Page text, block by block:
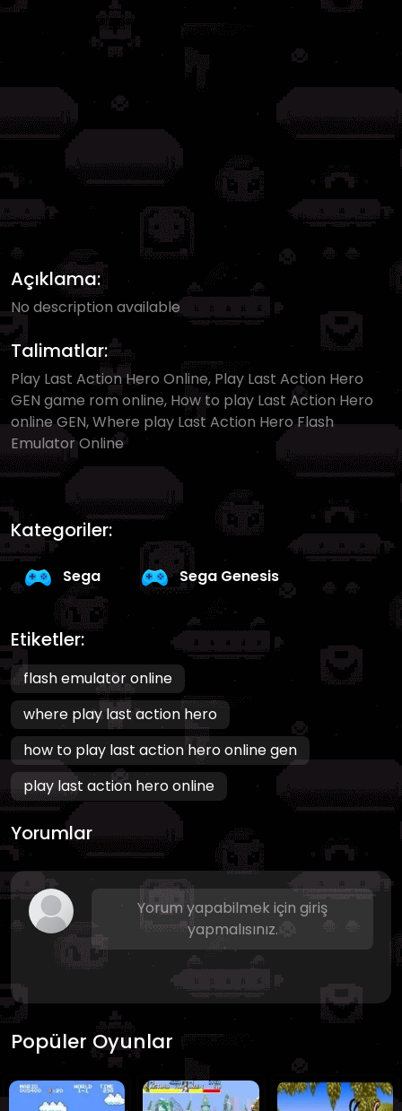
Açıklama:
No description available
Talimatlar:
Play Last Action Hero Online, Play Last Action Hero
GEN game rom online, How to play Last Action Hero
online GEN, Where play Last Action Hero Flash
Emulator Online
Kategoriler:
Sega Sega Genesis
Etiketler:
flash emulator online
where play last action hero
how to play last action hero online gen
play last action hero online
Yorumlar
Yorum yapabilmek için giriş
yapmalısınız.
Popüler Oyunlar